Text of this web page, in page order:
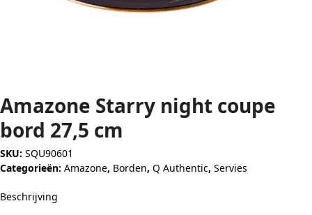
Amazone Starry night coupe
bord 27,5 cm
SKU: SQU90601
Categorieën: Amazone, Borden, Q Authentic, Servies
Beschrijving